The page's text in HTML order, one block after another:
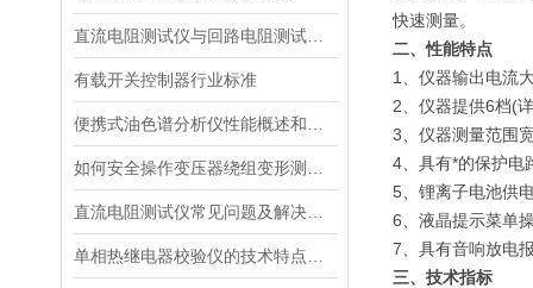
有载开关控制器行业标准
快速测量。
二、性能特点
1、仪器输出电流
2、仪器提供6档(
3、仪器测量范围
4、具有*的保护电
5、锂离子电池供
6、液晶提示菜单
7、具有音响放电
三、技术指标